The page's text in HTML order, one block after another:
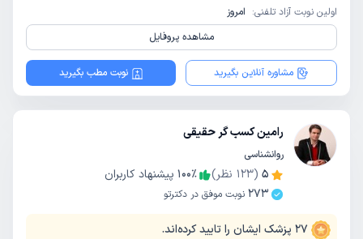
اولین نوبت آزاد تلفنی: امروز
مشاهده پروفایل
مشاوره آنلاین بگیرید نوبت مطب بگیرید
رامین کسب گر حقیقی
روانشناسی
5
(
123 نظر) 100٪
پیشنهاد کاربران
273 نوبت موفق در دکترتو
27 پزشک ایشان را تایید کرده‌اند.